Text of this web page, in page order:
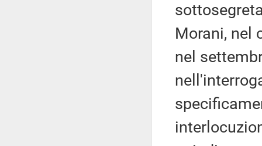
Morani, nel
nel